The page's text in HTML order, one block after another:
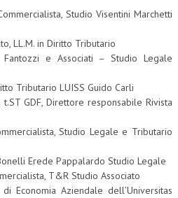
Studio Visentini Marchetti
LL.M. in Diritto Tributario
Fantozzi e Associati – Studio Legale
Tributario LUISS Guido Carli
t.ST GDF, Direttore responsabile Rivista
Studio Legale e Tributario
Erede Pappalardo Studio Legale
T&R Studio Associato
Economia Aziendale dell’Universitas